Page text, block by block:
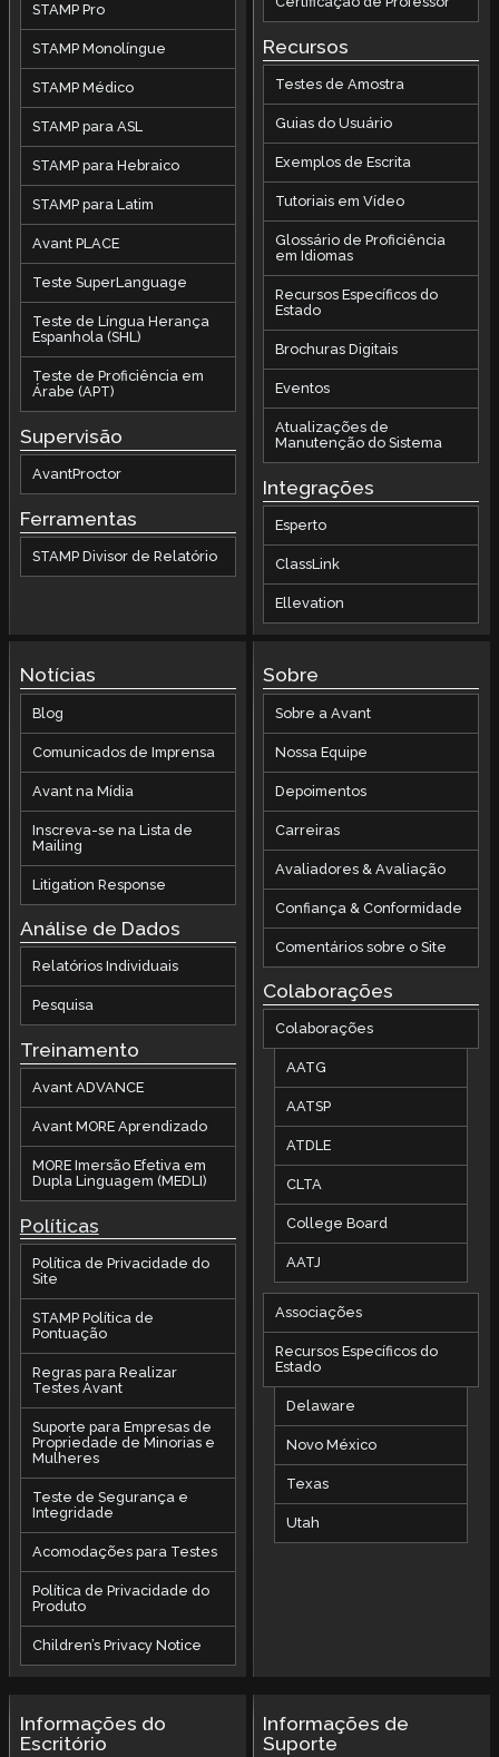
STAMP Pro
STAMP Monolíngue
STAMP Médico
STAMP para ASL
STAMP para Hebraico
STAMP para Latim
Avant PLACE
Teste SuperLanguage
Teste de Língua Herança
Espanhola (SHL)
Teste de Proficiência em
Árabe (APT)
Supervisão
AvantProctor
Ferramentas
STAMP Divisor de Relatório
Recursos
Testes de Amostra
Guias do Usuário
Exemplos de Escrita
Tutoriais em Vídeo
Glossário de Proficiência
em Idiomas
Recursos Específicos do
Estado
Brochuras Digitais
Eventos
Atualizações de
Manutenção do Sistema
Integrações
Esperto
ClassLink
Ellevation
Notícias
Blog
Comunicados de Imprensa
Avant na Mídia
Inscreva-se na Lista de
Mailing
Litigation Response
Análise de Dados
Relatórios Individuais
Pesquisa
Treinamento
Avant ADVANCE
Avant MORE Aprendizado
MORE Imersão Efetiva em
Dupla Linguagem (MEDLI)
Políticas
Política de Privacidade do
Site
STAMP Política de
Pontuação
Regras para Realizar
Testes Avant
Suporte para Empresas de
Propriedade de Minorias e
Mulheres
Teste de Segurança e
Integridade
Acomodações para Testes
Política de Privacidade do
Produto
Children’s Privacy Notice
Sobre
Sobre a Avant
Nossa Equipe
Depoimentos
Carreiras
Avaliadores & Avaliação
Confiança & Conformidade
Comentários sobre o Site
Colaborações
Colaborações
AATG
AATSP
ATDLE
CLTA
College Board
AATJ
Associações
Recursos Específicos do
Estado
Delaware
Novo México
Texas
Utah
Informações do
Escritório
Informações de
Suporte